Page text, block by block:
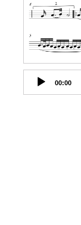
00:00